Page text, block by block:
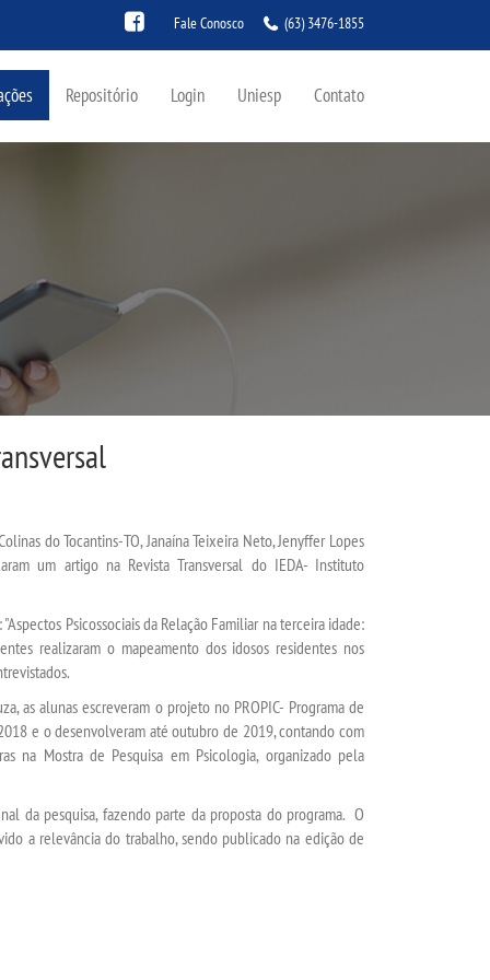
Fale Conosco (63) 3476-1855
Repositório Login Uniesp Contato
do Tocantins-TO, Janaína Teixeira Neto, Jenyffer Lopes
um artigo na Revista Transversal do IEDA- Instituto
Psicossociais da Relação Familiar na terceira idade:
realizaram o mapeamento dos idosos residentes nos
as alunas escreveram o projeto no PROPIC- Programa de
e o desenvolveram até outubro de 2019, contando com
na Mostra de Pesquisa em Psicologia, organizado pela
da pesquisa, fazendo parte da proposta do programa. O
a relevância do trabalho, sendo publicado na edição de